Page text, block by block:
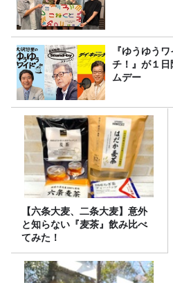
『ゆうゆう
チ！』が１
ムデー
【六条大麦、二条大麦】意外
と知らない『麦茶』飲み比べ
てみた！